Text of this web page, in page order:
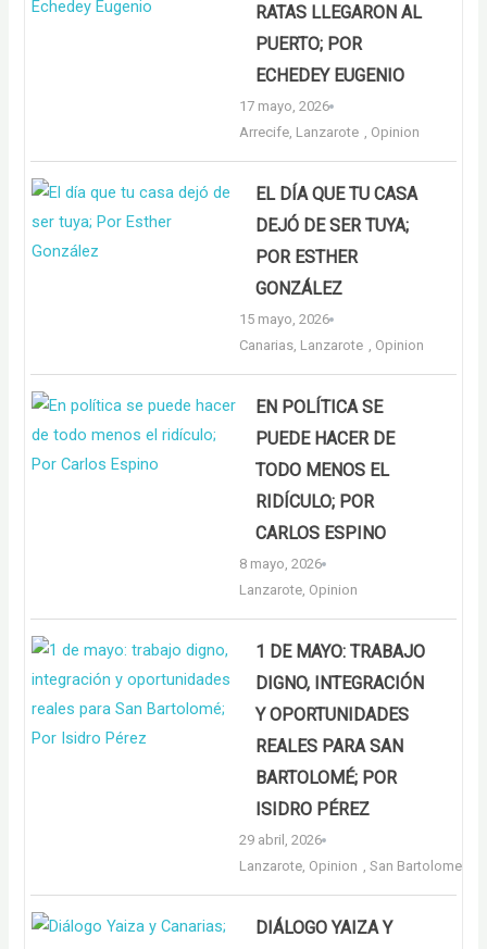
RATAS LLEGARON AL
PUERTO; POR
ECHEDEY EUGENIO
17 mayo, 2026
Arrecife Lanzarote Opinion
EL DÍA QUE TU CASA
DEJÓ DE SER TUYA;
POR ESTHER
GONZÁLEZ
15 mayo, 2026
Canarias Lanzarote Opinion
EN POLÍTICA SE
PUEDE HACER DE
TODO MENOS EL
RIDÍCULO; POR
CARLOS ESPINO
8 mayo, 2026
Lanzarote Opinion
1 DE MAYO: TRABAJO
DIGNO, INTEGRACIÓN
Y OPORTUNIDADES
REALES PARA SAN
BARTOLOMÉ; POR
ISIDRO PÉREZ
29 abril, 2026
Lanzarote Opinion ,San Bartolome
DIÁLOGO YAIZA Y